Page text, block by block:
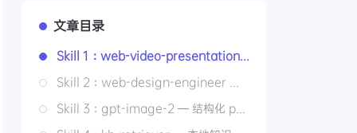
文章目录
Skill 1：web-video-presentation — 把文章变成可录屏的"伪视频"